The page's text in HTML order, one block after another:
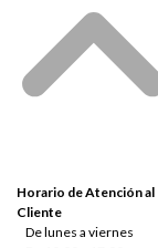
Horario de Atención al
Cliente
De lunes a viernes